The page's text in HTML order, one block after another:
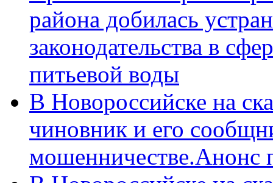
района добилась
законодательства в
питьевой воды
В Новороссийске на
чиновник и его
мошенничестве.Анонс